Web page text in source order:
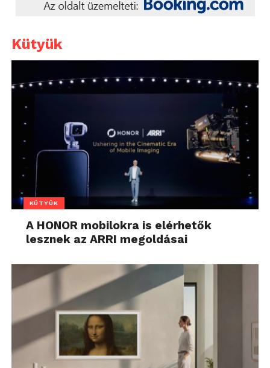
Kütyük
KÜTYÜK
A HONOR mobilokra is elérhetők
lesznek az ARRI megoldásai